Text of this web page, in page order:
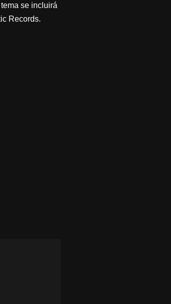
se incluirá
Records.